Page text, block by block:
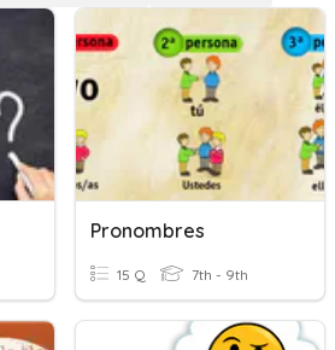
Pronombres
15 Q 7th - 9th